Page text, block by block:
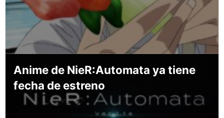
Anime de NieR:Automata ya tiene
fecha de estreno